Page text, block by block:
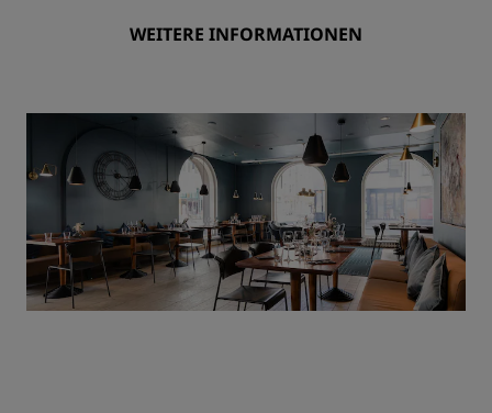
WEITERE INFORMATIONEN